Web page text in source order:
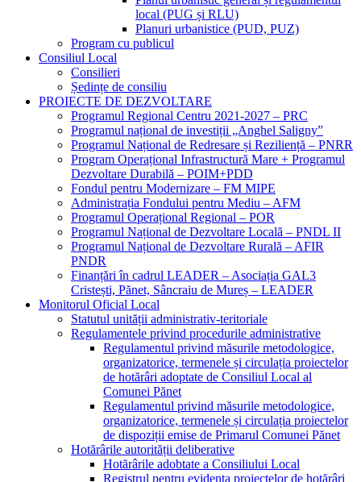
local (PUG și RLU)
Planuri urbanistice (PUD, PUZ)
Program cu publicul
Consiliul Local
Consilieri
Ședințe de consiliu
PROIECTE DE DEZVOLTARE
Programul Regional Centru 2021-2027 – PRC
Programul național de investiții „Anghel Saligny”
Programul Național de Redresare și Reziliență – PNRR
Program Operațional Infrastructură Mare + Programul
Dezvoltare Durabilă – POIM+PDD
Fondul pentru Modernizare – FM MIPE
Administrația Fondului pentru Mediu – AFM
Programul Operațional Regional – POR
Programul Național de Dezvoltare Locală – PNDL II
Programul Național de Dezvoltare Rurală – AFIR
PNDR
Finanțări în cadrul LEADER – Asociația GAL3
Cristești, Pănet, Sâncraiu de Mureș – LEADER
Monitorul Oficial Local
Statutul unității administrativ-teritoriale
Regulamentele privind procedurile administrative
Regulamentul privind măsurile metodologice,
organizatorice, termenele și circulația proiectelor
de hotărâri adoptate de Consiliul Local al
Comunei Pănet
Regulamentul privind măsurile metodologice,
organizatorice, termenele și circulația proiectelor
de dispoziții emise de Primarul Comunei Pănet
Hotărârile autorității deliberative
Hotărârile adobtate a Consiliului Local
Registrul pentru evidența proiectelor de hotărâri